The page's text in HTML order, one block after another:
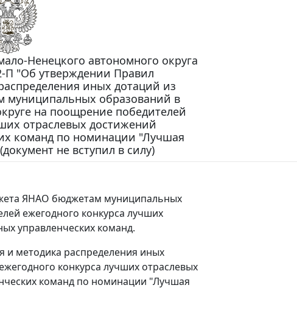
Ненецкого автономного округа
П "Об утверждении Правил
иных дотаций из
муниципальных образований в
на поощрение победителей
отраслевых достижений
команд по номинации "Лучшая
не вступил в силу)
ЯНАО бюджетам муниципальных
ежегодного конкурса лучших
управленческих команд.
и методика распределения иных
конкурса лучших отраслевых
команд по номинации "Лучшая